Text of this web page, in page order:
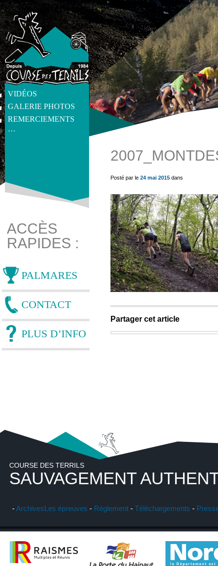
VIDÉOS
GALERIE PHOTOS
REMERCIEMENTS
…
get_post_meta(get_the_ID(), 'thumb', true) ?>
ACCÈS
RAPIDES :
PALMARES
CONTACT
PLUS D’INFO
Posté par le 24 mai 2015 dans
Partager cet article
COURSE DES TERRILS
SAUVAGEMENT
-ArchivesLes épreuves - Réglement - Téléchargements -